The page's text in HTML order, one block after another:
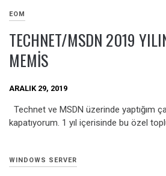
EOM
TECHNET/MSDN 2019
MEMIS
ARALIK 29, 2019
Technet ve MSDN üzerinde yaptığım
kapatıyorum. 1 yıl içerisinde bu özel
WINDOWS SERVER